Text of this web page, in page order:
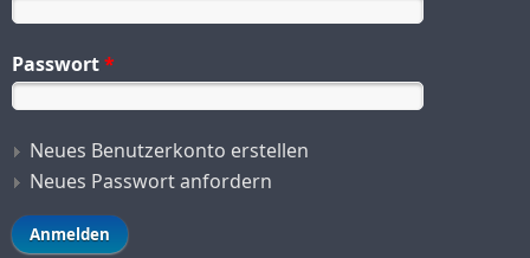
Passwort*
Neues Benutzerkonto erstellen
Neues Passwort anfordern